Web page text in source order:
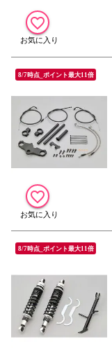
8/7時点_ポイント最大11倍
8/7時点_ポイント最大11倍